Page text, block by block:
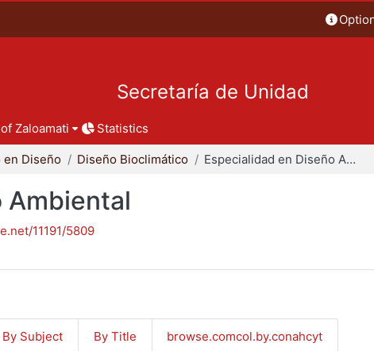
Secretaría de Unidad
Zaloamati Statistics
en Diseño Diseño Bioclimático Especialidad en Diseño Ambiental
Ambiental
11191/5809
By Subject By Title browse.comcol.by.conahcyt